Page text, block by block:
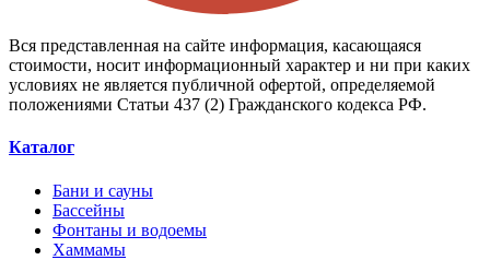
Вся представленная на сайте информация, касающаяся
стоимости, носит информационный характер и ни при каких
условиях не является публичной офертой, определяемой
положениями Статьи 437 (2) Гражданского кодекса РФ.
Каталог
Бани и сауны
Бассейны
Фонтаны и водоемы
Хаммамы